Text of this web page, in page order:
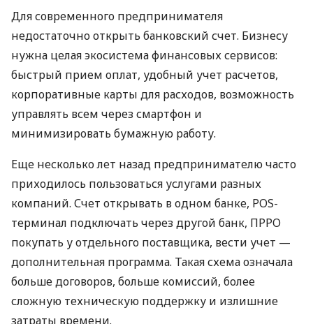
Для современного предпринимателя
недостаточно открыть банковский счет. Бизнесу
нужна целая экосистема финансовых сервисов:
быстрый прием оплат, удобный учет расчетов,
корпоративные карты для расходов, возможность
управлять всем через смартфон и
минимизировать бумажную работу.
Еще несколько лет назад предпринимателю часто
приходилось пользоваться услугами разных
компаний. Счет открывать в одном банке, POS-
терминал подключать через другой банк, ПРРО
покупать у отдельного поставщика, вести учет —
дополнительная программа. Такая схема означала
больше договоров, больше комиссий, более
сложную техническую поддержку и излишние
затраты времени.